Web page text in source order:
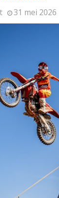
31 mei 2026